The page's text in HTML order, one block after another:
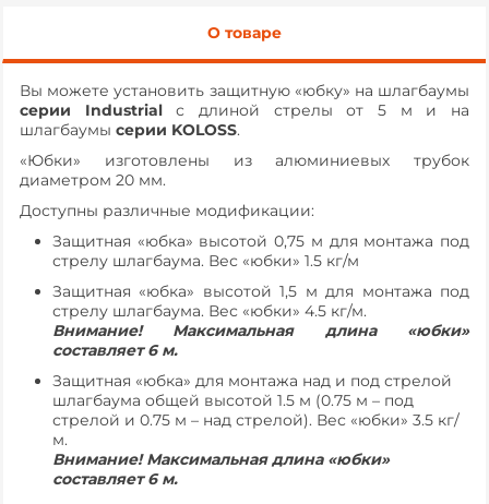
О товаре
Вы можете установить защитную «юбку» на шлагбаумы
серии Industrialс длиной стрелы от 5 м и на
шлагбаумы серии KOLOSS.
«Юбки» изготовлены из алюминиевых трубок
диаметром 20 мм.
Доступны различные модификации:
Защитная «юбка» высотой 0,75 м для монтажа под
стрелу шлагбаума. Вес «юбки» 1.5 кг/м
Защитная «юбка» высотой 1,5 м для монтажа под
стрелу шлагбаума. Вес «юбки» 4.5 кг/м.
Внимание! Максимальная длина «юбки»
составляет 6 м.
Защитная «юбка» для монтажа над и под стрелой
шлагбаума общей высотой 1.5 м (0.75 м – под
стрелой и 0.75 м – над стрелой). Вес «юбки» 3.5 кг/
м.
Внимание! Максимальная длина «юбки»
составляет 6 м.